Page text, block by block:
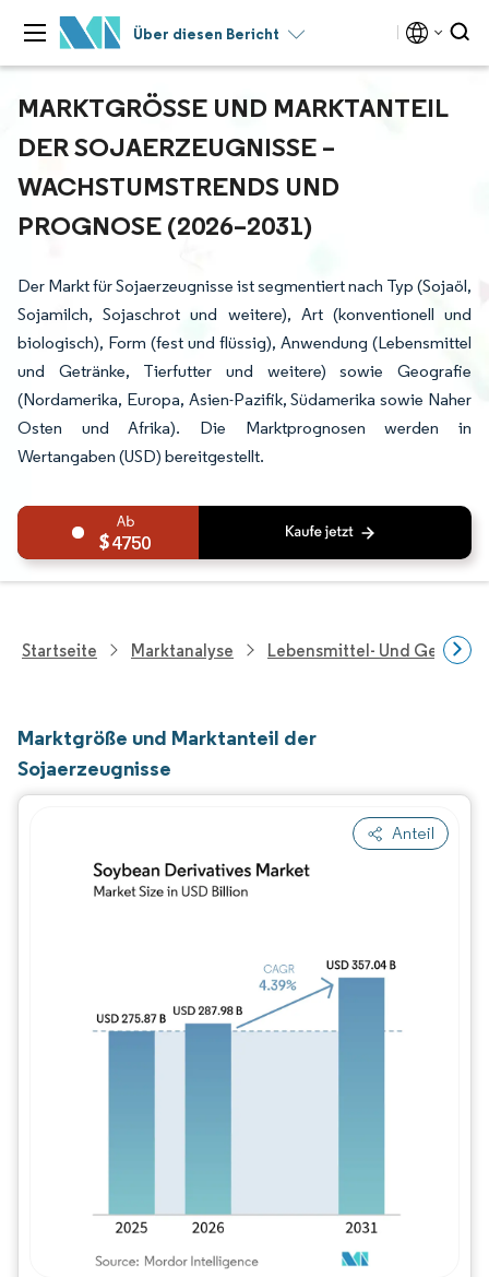
Über diesen Bericht
MARKTGRÖSSE UND MARKTANTEIL D
ER SOJAERZEUGNISSE – W
ACHSTUMSTRENDS UND P
ROGNOSE (2026–2031)
Der Markt für Sojaerzeugnisse ist segmentiert nach Typ (Sojaöl,
Sojamilch, Sojaschrot und weitere), Art (konventionell und
biologisch), Form (fest und flüssig), Anwendung (Lebensmittel
und Getränke, Tierfutter und weitere) sowie Geografie
(Nordamerika, Europa, Asien-Pazifik, Südamerika sowie Naher
Osten und Afrika). Die Marktprognosen werden in
Wertangaben (USD) bereitgestellt.
4750
Startseite Marktanalyse Lebensmittel- Und
Marktgröße und Marktanteil der
Sojaerzeugnisse
Anteil